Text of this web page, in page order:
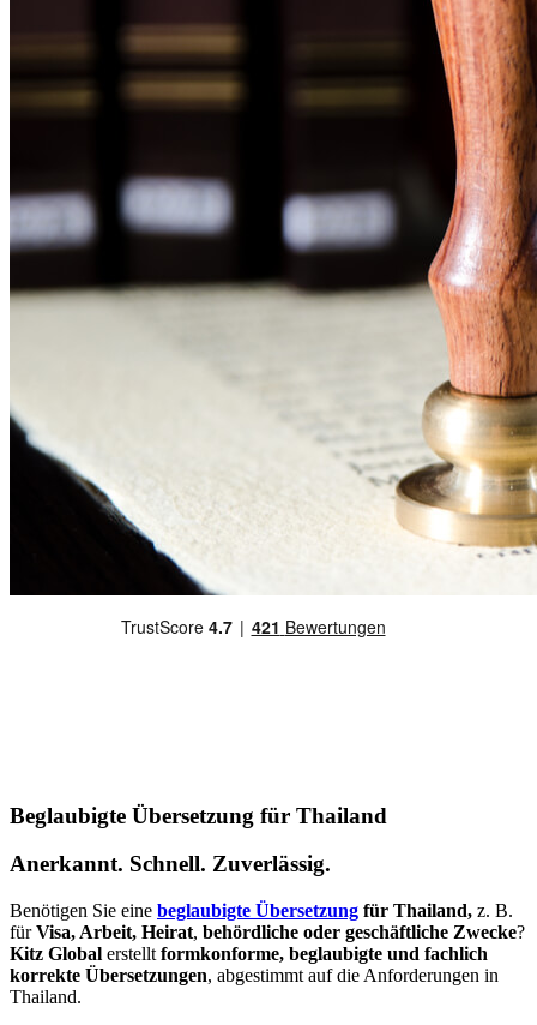
Beglaubigte Übersetzung für Thailand
Anerkannt. Schnell. Zuverlässig.
Benötigen Sie eine beglaubigte Übersetzung für Thailand, z. B.
fürVisa, Arbeit, Heirat, behördliche oder geschäftliche Zwecke?
Kitz Global erstellt formkonforme, beglaubigte und fachlich
korrekte Übersetzungen, abgestimmt auf die Anforderungen in
Thailand.